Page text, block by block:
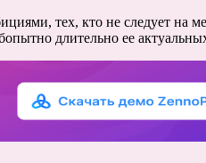
тех, кто не следует на
длительно ее